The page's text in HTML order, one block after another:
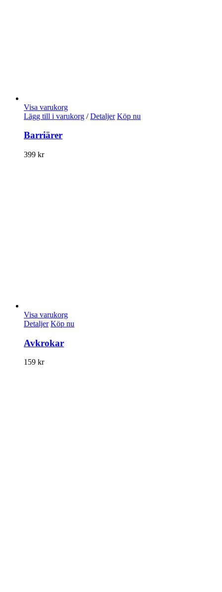
Visa varukorg
Lägg till i varukorg / Detaljer Köp nu
Barriärer
399 kr
Visa varukorg
Detaljer Köp nu
Avkrokar
159 kr